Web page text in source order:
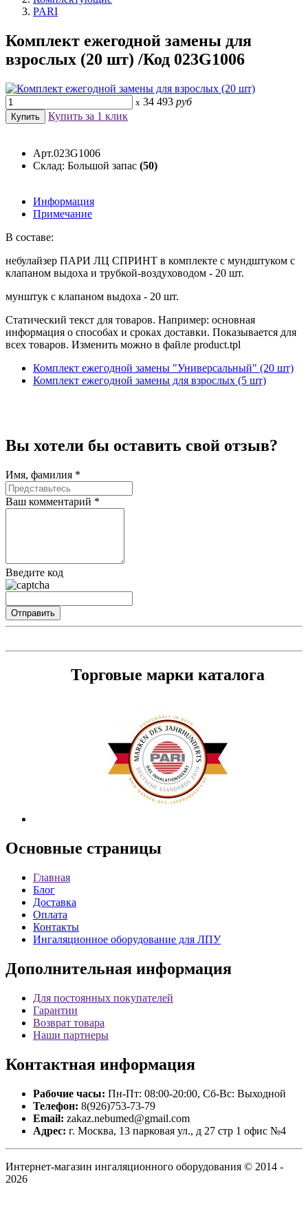
PARI
Комплект ежегодной замены для
взрослых (20 шт) /Код 023G1006
x 34 493 руб
Купить за 1 клик
Арт.023G1006
Склад: Большой запас (50)
Информация
Примечание
В составе:
небулайзер ПАРИ ЛЦ СПРИНТ в комплекте с мундштуком с
клапаном выдоха и трубкой-воздуховодом - 20 шт.
мунштук с клапаном выдоха - 20 шт.
Статический текст для товаров. Например: основная
информация о способах и сроках доставки. Показывается для
всех товаров. Изменить можно в файле product.tpl
Комплект ежегодной замены "Универсальный" (20 шт)
Комплект ежегодной замены для взрослых (5 шт)
Вы хотели бы оставить свой отзыв?
Имя, фамилия *
Ваш комментарий *
Введите код
Торговые марки каталога
Основные страницы
Главная
Блог
Доставка
Оплата
Контакты
Ингаляционное оборудование для ЛПУ
Дополнительная информация
Для постоянных покупателей
Гарантии
Возврат товара
Наши партнеры
Контактная информация
Рабочие часы: Пн-Пт: 08:00-20:00, Сб-Вс: Выходной
Телефон: 8(926)753-73-79
Email: zakaz.nebumed@gmail.com
Адрес: г. Москва, 13 парковая ул., д 27 стр 1 офис №4
Интернет-магазин ингаляционного оборудования © 2014 -
2026